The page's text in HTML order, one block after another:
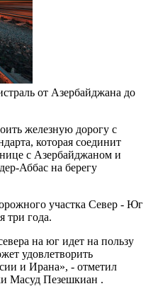
от Азербайджана до
железную дорогу с
которая соединит
с Азербайджаном и
Аббас на берегу
участка Север - Юг
три года.
на юг идет на пользу
удовлетворить
и Ирана», - отметил
Масуд Пезешкиан .